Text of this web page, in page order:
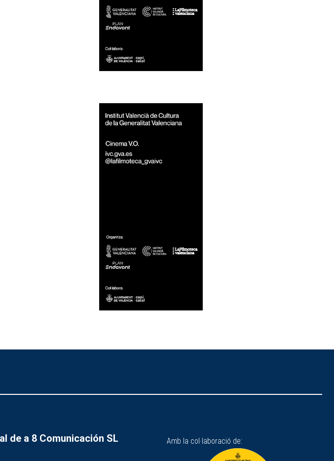
de a 8 Comunicación SL Amb la col·laboració de: